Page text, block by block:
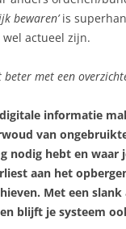
bewaren’is
actueel zijn.
beter met een
informatie
van
nodig hebt en
aan het
Met een
blijft je systeem